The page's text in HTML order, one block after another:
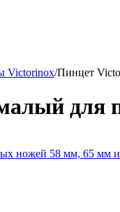
Victorinox/Пинцет
для